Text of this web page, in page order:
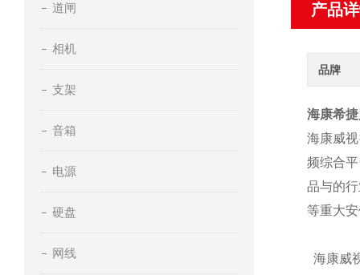
道闸
相机
支架
音箱
电源
硬盘
网线
产品
品牌
海康希
海康威
频综合
品与的
等重大
海康威